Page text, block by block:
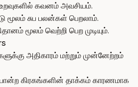
கவனம் அவசியம்.
மூலம் சுப பலன்கள் பெறலாம்.
மூலம் வெற்றி பெற முடியும்.
அதிகாரம் மற்றும் முன்னேற்றம்
கிரகங்களின் தாக்கம் காரணமாக